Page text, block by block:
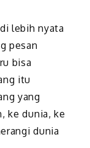
lebih nyata
pesan
bisa
itu
yang
ke dunia, ke
dunia